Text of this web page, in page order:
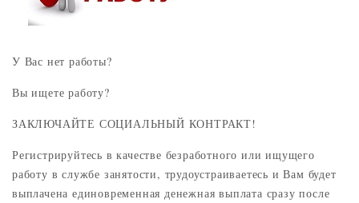
У Вас нет работы?
Вы ищете работу?
ЗАКЛЮЧАЙТЕ СОЦИАЛЬНЫЙ КОНТРАКТ!
Регистрируйтесь в качестве безработного или ищущего
работу в службе занятости, трудоустраиваетесь и Вам будет
выплачена единовременная денежная выплата сразу после